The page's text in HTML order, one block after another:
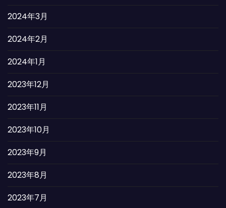
2024年3月
2024年2月
2024年1月
2023年12月
2023年11月
2023年10月
2023年9月
2023年8月
2023年7月